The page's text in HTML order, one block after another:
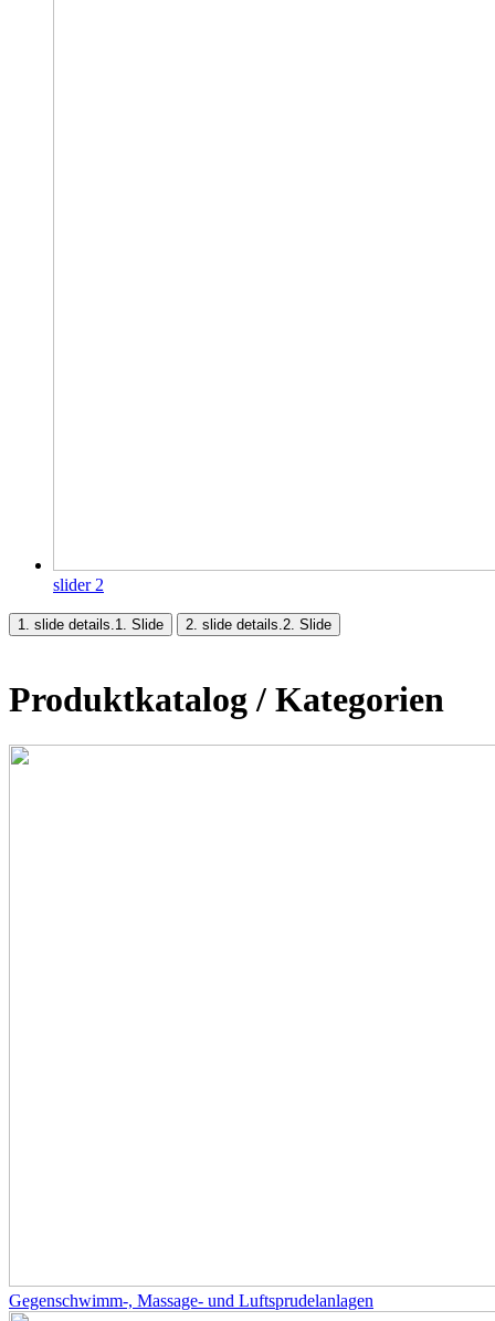
slider 2
1. slide details. 1. Slide 2. slide details. 2. Slide
Produktkatalog / Kategorien
Gegenschwimm-, Massage- und Luftsprudelanlagen